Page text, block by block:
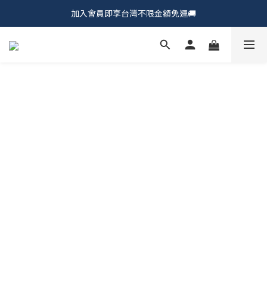
𝗖𝗵𝘂𝗠𝗘 𝗗𝗢𝗧｜新品上市𝟵𝟱折🍩
加入會員即享台灣不限金額免運🚚
𝗖𝗵𝘂𝗠𝗘 𝗗𝗢𝗧｜新品上市𝟵𝟱折🍩